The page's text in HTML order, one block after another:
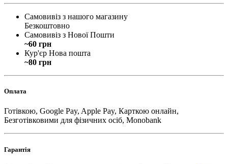
Самовивіз з нашого магазину
Безкоштовно
Самовивіз з Нової Пошти
~60 грн
Кур'єр Нова пошта
~80 грн
Оплата
Готівкою, Google Pay, Apple Pay, Карткою онлайн,
Безготівковими для фізичних осіб, Monobank
Гарантія